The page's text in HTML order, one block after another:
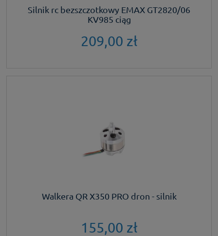
Silnik rc bezszczotkowy EMAX GT2820/06
KV985 ciąg
209,00 zł
Walkera QR X350 PRO dron - silnik
155,00 zł